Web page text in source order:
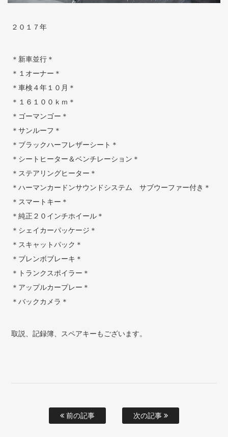
２０１７年
＊新車並行＊
＊１オーナー＊
＊車検４年１０月＊
＊１６１００ｋｍ＊
＊ゴーマンゴー＊
＊サンルーフ＊
＊ブラックハーフレザーシート＊
＊シートヒーター＆ベンチレーション＊
＊ステアリングヒーター＊
＊ハーマンカードンサウンドシステム サブウーファー付き＊
＊スマートキー＊
＊純正２０インチホイール＊
＊シェイカーパッケージ＊
＊スキャットパック＊
＊ブレンボブレーキ＊
＊トランクスポイラー＊
＊アップルカープレー＊
＊バックカメラ＊
取説、記録簿、スペアキーもございます。
前の記事 次の記事